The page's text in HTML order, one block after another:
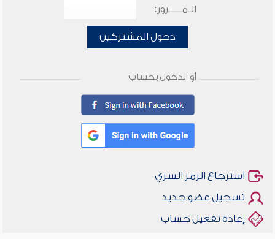
الـمـــــرور:
دخول المشتركين
أو الدخول بحساب
استرجاع الرمز السري
تسجيل عضو جديد
إعادة تفعيل حساب